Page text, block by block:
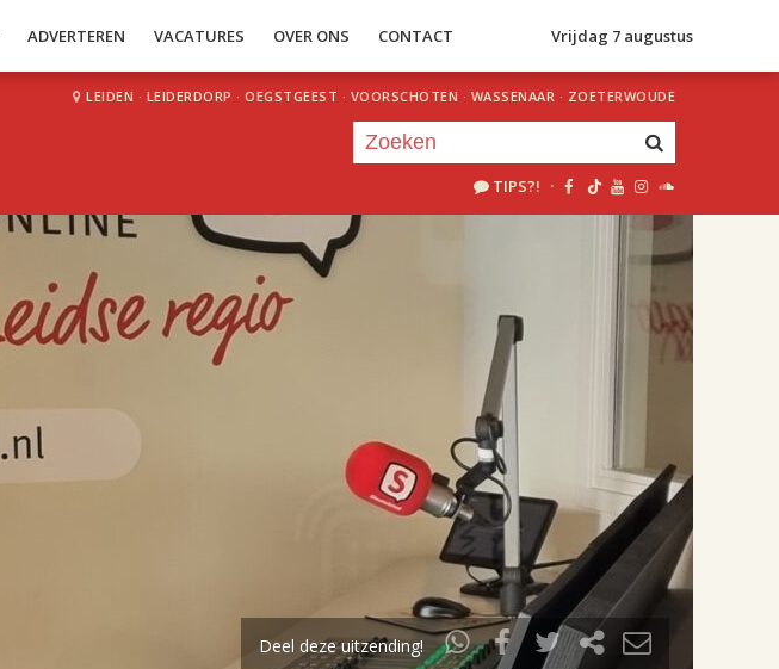
ADVERTEREN VACATURES OVER ONS CONTACT Vrijdag 7 augustus
LEIDEN · LEIDERDORP · OEGSTGEEST · VOORSCHOTEN · WASSENAAR · ZOETERWOUDE
TIPS?! ·
uur 1 van 2
Volgend uur
Deel deze uitzending!